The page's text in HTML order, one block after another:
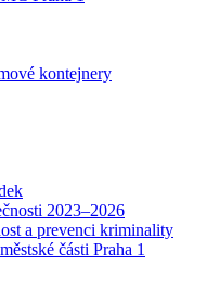
kontejnery
2023–2026
a prevenci kriminality
části Praha 1